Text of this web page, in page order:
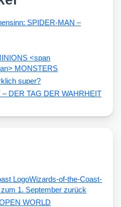
SPIDER-MAN –
<span
MONSTERS
super?
DER TAG DER WAHRHEIT
Wizards-of-the-Coast-
1. September zurück
WORLD